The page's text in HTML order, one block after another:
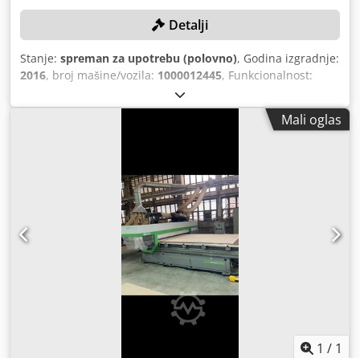
Detalji
Stanje: spreman za upotrebu (polovno), Godina izgradnje:
2016, broj mašine/vozila: 1000012445, Funkcionalnost:
, udaljenost hoda X-osi:
Y osi hod:1.800 mm, ukupna masa:4.000 kg,
Mali oglas
1 / 1